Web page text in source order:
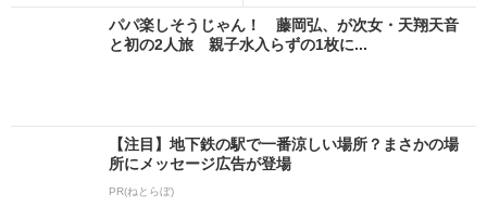
パパ楽しそうじゃん！ 藤岡弘、が次女・天翔天音
と初の2人旅 親子水入らずの1枚に...
【注目】地下鉄の駅で一番涼しい場所？まさかの場
所にメッセージ広告が登場
PR(ねとらぼ)